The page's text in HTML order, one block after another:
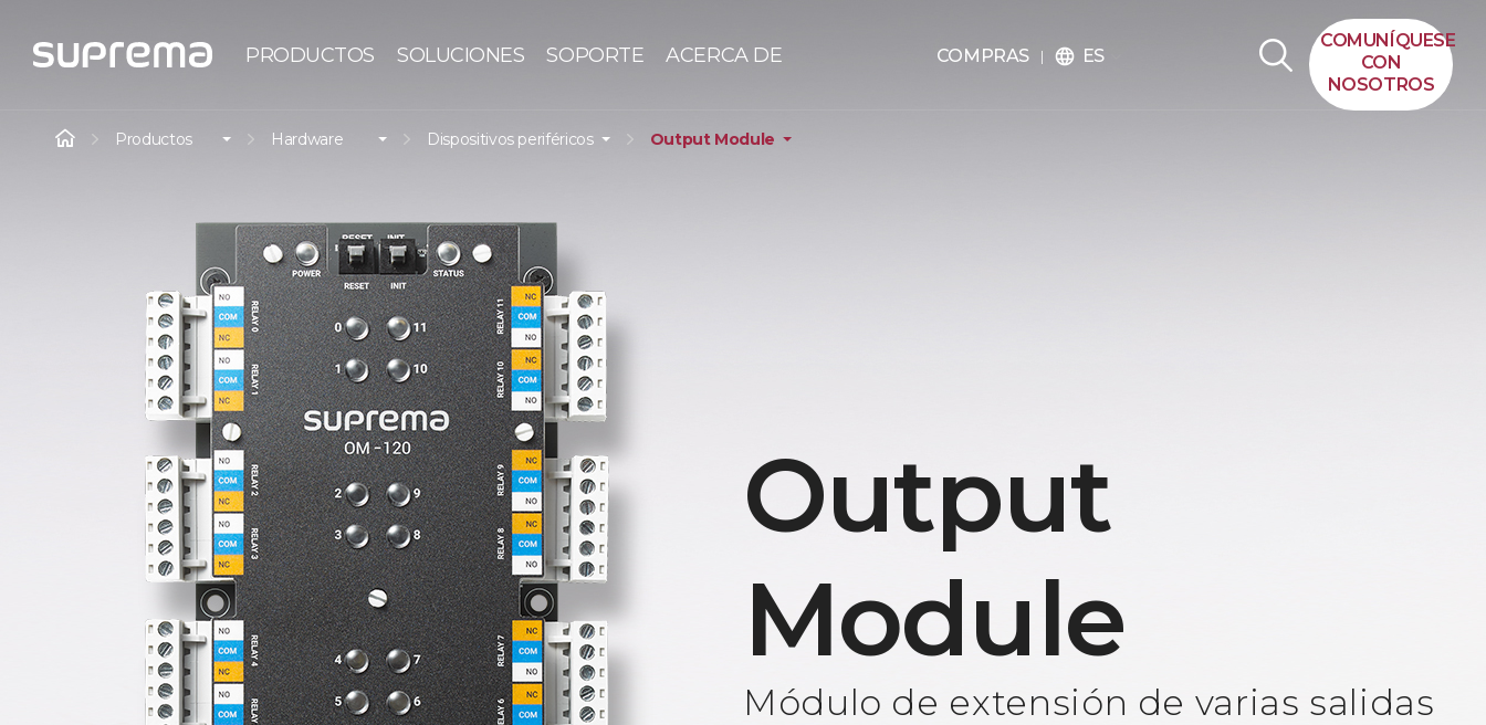
PRODUCTOS SOLUCIONES SOPORTE ACERCA DE COMPRAS language ES
COMUNÍQUESE
CON
NOSOTROS
Output
Module
Módulo de extensión de varias salidas
Productos Hardware Dispositivos periféricos Output Module